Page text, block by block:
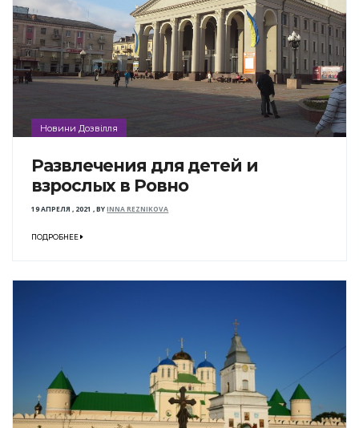
Новини Дозвілля
Развлечения для детей и
взрослых в Ровно
19 АПРЕЛЯ , 2021 ,BYINNA REZNIKOVA
ПОДРОБНЕЕ